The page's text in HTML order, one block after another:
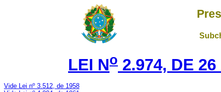
LEI No 2.974, DE
Vide Lei nº 3.512, de 1958